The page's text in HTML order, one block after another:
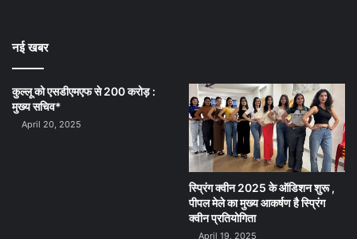
नई खबर
कुल्लू को एसडीएमएफ से 200 करोड़ :
मुख्य सचिव*
April 20, 2025
स्प्रिंग क्वीन 2025 के ऑडिशन शुरू ,
पीपल मेले का मुख्य आकर्षण है स्प्रिंग
क्वीन प्रतियोगिता
April 19, 2025